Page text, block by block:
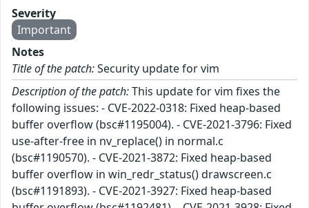
Severity
Important
Notes
Title of the patch:Security update for vim
Description of the patch:This update for vim fixes the
following issues: - CVE-2022-0318: Fixed heap-based
buffer overflow (bsc#1195004). - CVE-2021-3796: Fixed
use-after-free in nv_replace() in normal.c
(bsc#1190570). - CVE-2021-3872: Fixed heap-based
buffer overflow in win_redr_status() drawscreen.c
(bsc#1191893). - CVE-2021-3927: Fixed heap-based